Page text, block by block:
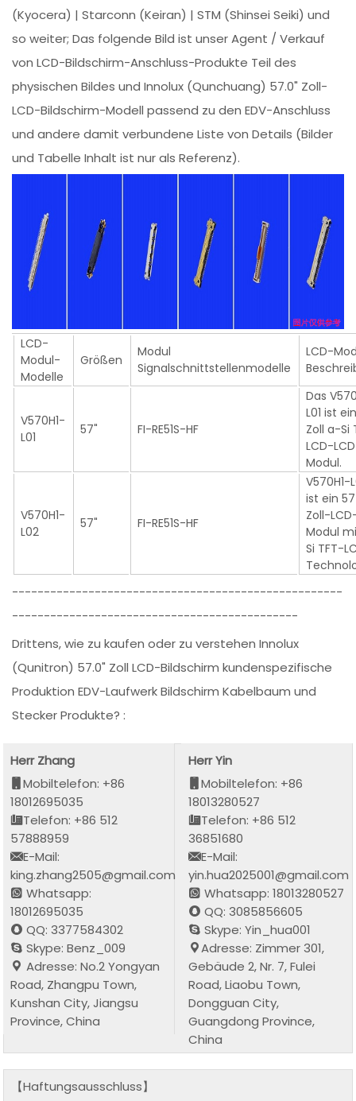
(Kyocera) | Starconn (Keiran) | STM (Shinsei Seiki) und
so weiter; Das folgende Bild ist unser Agent / Verkauf
von LCD-Bildschirm-Anschluss-Produkte Teil des
physischen Bildes und Innolux (Qunchuang) 57.0" Zoll-
LCD-Bildschirm-Modell passend zu den EDV-Anschluss
und andere damit verbundene Liste von Details (Bilder
und Tabelle Inhalt ist nur als Referenz).
LCD-
Modul-
Modelle
Größen
Modul
Signalschnittstellenmodelle
LCD-
V570H1-
L01
57" FI-RE51S-HF
Das
L01 ist
Zoll a-Si
LCD-
Modul.
V570H1-
L02
57" FI-RE51S-HF
V570H1-
ist ein
Zoll-
Modul
Si TFT-
----------------------------------------------------
---------------------------------------------
Drittens, wie zu kaufen oder zu verstehen Innolux
(Qunitron) 57.0" Zoll LCD-Bildschirm kundenspezifische
Produktion EDV-Laufwerk Bildschirm Kabelbaum und
Stecker Produkte? :
Herr Zhang
Mobiltelefon: +86
18012695035
Telefon: +86 512
57888959
E-Mail:
king.zhang2505@gmail.com
Whatsapp:
18012695035
QQ: 3377584302
Skype: Benz_009
Adresse: No.2 Yongyan
Road, Zhangpu Town,
Kunshan City, Jiangsu
Province, China
Herr Yin
Mobiltelefon: +86
18013280527
Telefon: +86 512
36851680
E-Mail:
yin.hua2025001@gmail.com
Whatsapp: 18013280527
QQ: 3085856605
Skype: Yin_hua001
Adresse: Zimmer 301,
Gebäude 2, Nr. 7, Fulei
Road, Liaobu Town,
Dongguan City,
Guangdong Province,
China
【Haftungsausschluss】